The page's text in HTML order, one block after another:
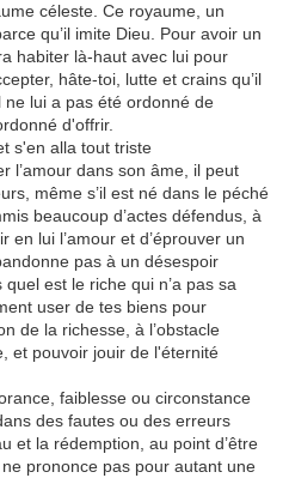
céleste. Ce royaume, un
qu’il imite Dieu. Pour avoir un
habiter là-haut avec lui pour
hâte-toi, lutte et crains qu’il
lui a pas été ordonné de
d'offrir.
s'en alla tout triste
l’amour dans son âme, il peut
même s’il est né dans le péché
beaucoup d’actes défendus, à
en lui l’amour et d’éprouver un
pas à un désespoir
est le riche qui n’a pas sa
user de tes biens pour
de la richesse, à l’obstacle
et pouvoir jouir de l'éternité
faiblesse ou circonstance
des fautes ou des erreurs
et la rédemption, au point d’être
prononce pas pour autant une